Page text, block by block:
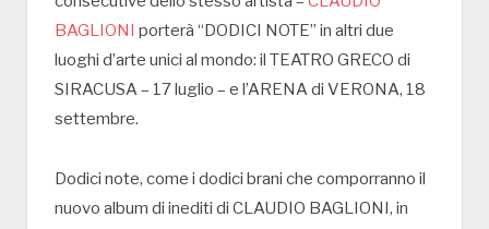
BAGLIONI porterà “DODICI NOTE” in altri due
luoghi d’arte unici al mondo: il TEATRO GRECO di
SIRACUSA – 17 luglio – e l’ARENA di VERONA, 18
settembre.
Dodici note, come i dodici brani che comporranno il
nuovo album di inediti di CLAUDIO BAGLIONI, in